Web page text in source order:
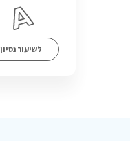
לשיעור נסיון